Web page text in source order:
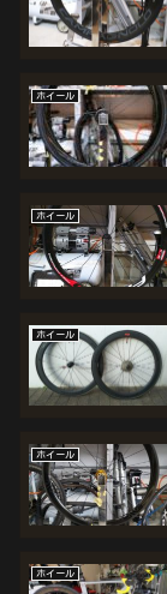
ホイール
ホイール
ホイール
ホイール
ホイール